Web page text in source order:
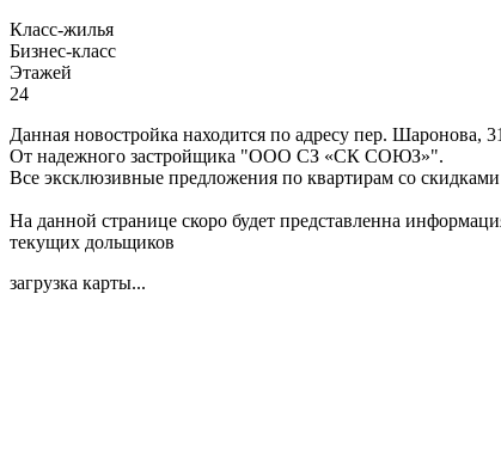
Класс-жилья
Бизнес-класс
Этажей
24
Данная новостройка находится по адресу пер. Шаронова,
От надежного застройщика "ООО СЗ «СК СОЮЗ»".
Все эксклюзивные предложения по квартирам со
На данной странице скоро будет представленна
текущих дольщиков
загрузка карты...